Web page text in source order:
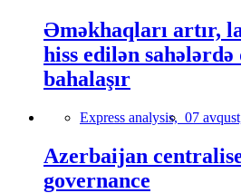
Əməkhaqları artır,
hiss edilən
bahalaşır
Express analysis, 07
Azerbaijan
governance